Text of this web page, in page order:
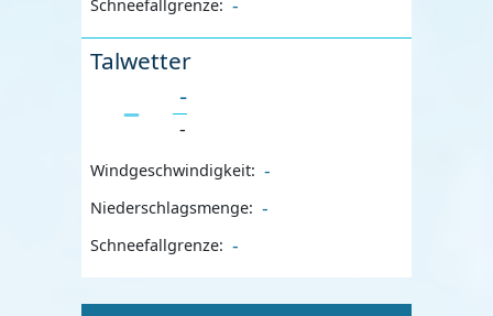
Schneefallgrenze: -
Talwetter
-
-
Windgeschwindigkeit: -
Niederschlagsmenge: -
Schneefallgrenze: -